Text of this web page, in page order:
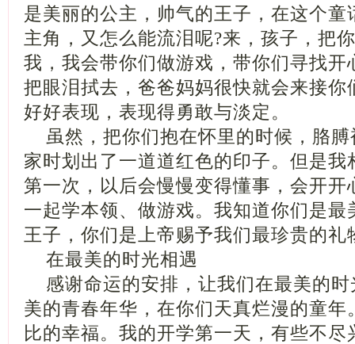
是美丽的公主，帅气的王子，在这个童
主角，又怎么能流泪呢?来，孩子，把
我，我会带你们做游戏，带你们寻找开
把眼泪拭去，爸爸妈妈很快就会来接你
好好表现，表现得勇敢与淡定。
虽然，把你们抱在怀里的时候，胳膊
家时划出了一道道红色的印子。但是我
第一次，以后会慢慢变得懂事，会开开
一起学本领、做游戏。我知道你们是最
王子，你们是上帝赐予我们最珍贵的礼
在最美的时光相遇
感谢命运的安排，让我们在最美的
美的青春年华，在你们天真烂漫的童年
比的幸福。我的开学第一天，有些不